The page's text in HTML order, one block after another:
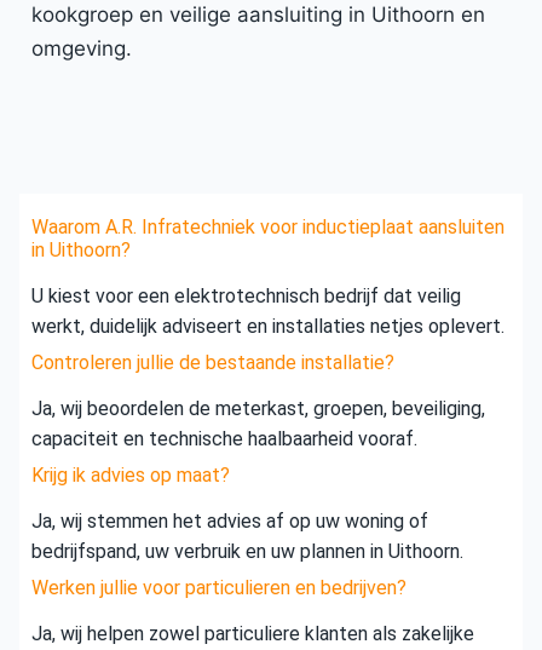
kookgroep en veilige aansluiting in Uithoorn en
omgeving.
Waarom A.R. Infratechniek voor inductieplaat aansluiten
in Uithoorn?
U kiest voor een elektrotechnisch bedrijf dat veilig
werkt, duidelijk adviseert en installaties netjes oplevert.
Controleren jullie de bestaande installatie?
Ja, wij beoordelen de meterkast, groepen, beveiliging,
capaciteit en technische haalbaarheid vooraf.
Krijg ik advies op maat?
Ja, wij stemmen het advies af op uw woning of
bedrijfspand, uw verbruik en uw plannen in Uithoorn.
Werken jullie voor particulieren en bedrijven?
Ja, wij helpen zowel particuliere klanten als zakelijke